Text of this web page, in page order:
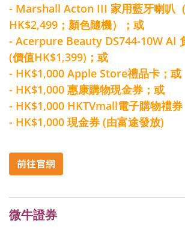
- Marshall Acton III 家用藍牙喇叭
HK$2,499；顏色隨機）；或
- Acerpure Beauty DS744-10W AI
(價值HK$1,399)；或
- HK$1,000 Apple Store禮品卡；或
- HK$1,000 惠康購物現金券；或
- HK$1,000 HKTVmall電子購物禮
- HK$1,000 現金券 (由富途發放)
微牛證券